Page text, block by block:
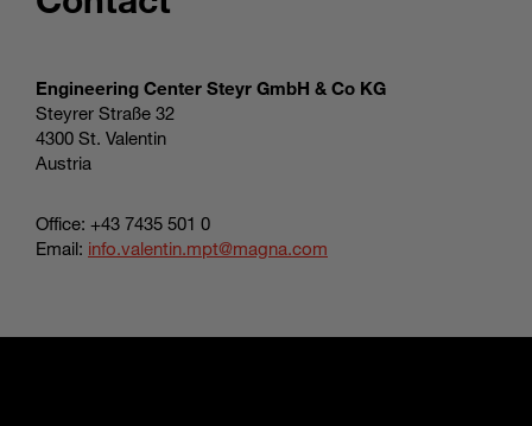
Engineering Center Steyr GmbH & Co KG
Steyrer Straße 32
4300 St. Valentin
Austria
Office: +43 7435 501 0
Email: info.valentin.mpt@magna.com